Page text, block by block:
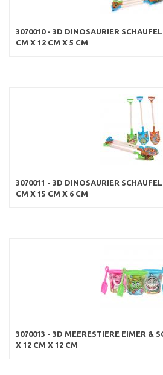
3070010 - 3D DINOSAURIER
CM X 12 CM X 5 CM
3070011 - 3D DINOSAURIER
CM X 15 CM X 6 CM
3070013 - 3D MEERESTIERE EIMER &
X 12 CM X 12 CM